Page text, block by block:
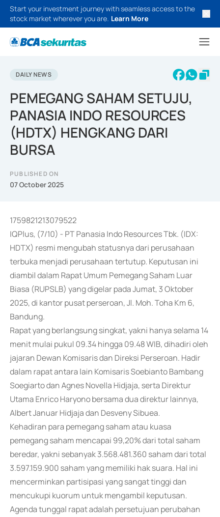
Start your investment journey with seamless access to the
stock market wherever you are. Learn More
DAILY NEWS
PEMEGANG SAHAM SETUJU,
PANASIA INDO RESOURCES
(HDTX) HENGKANG DARI
BURSA
PUBLISHED ON
07 October 2025
1759821213079522
IQPlus, (7/10) - PT Panasia Indo Resources Tbk. (IDX:
HDTX) resmi mengubah statusnya dari perusahaan
terbuka menjadi perusahaan tertutup. Keputusan ini
diambil dalam Rapat Umum Pemegang Saham Luar
Biasa (RUPSLB) yang digelar pada Jumat, 3 Oktober
2025, di kantor pusat perseroan, Jl. Moh. Toha Km 6,
Bandung.
Rapat yang berlangsung singkat, yakni hanya selama 14
menit mulai pukul 09.34 hingga 09.48 WIB, dihadiri oleh
jajaran Dewan Komisaris dan Direksi Perseroan. Hadir
dalam rapat antara lain Komisaris Soebianto Bambang
Soegiarto dan Agnes Novella Hidjaja, serta Direktur
Utama Enrico Haryono bersama dua direktur lainnya,
Albert Januar Hidjaja dan Desveny Sibuea.
Kehadiran para pemegang saham atau kuasa
pemegang saham mencapai 99,20% dari total saham
beredar, yakni sebanyak 3.568.481.360 saham dari total
3.597.159.900 saham yang memiliki hak suara. Hal ini
mencerminkan partisipasi yang sangat tinggi dan
mencukupi kuorum untuk mengambil keputusan.
Agenda tunggal rapat adalah persetujuan perubahan